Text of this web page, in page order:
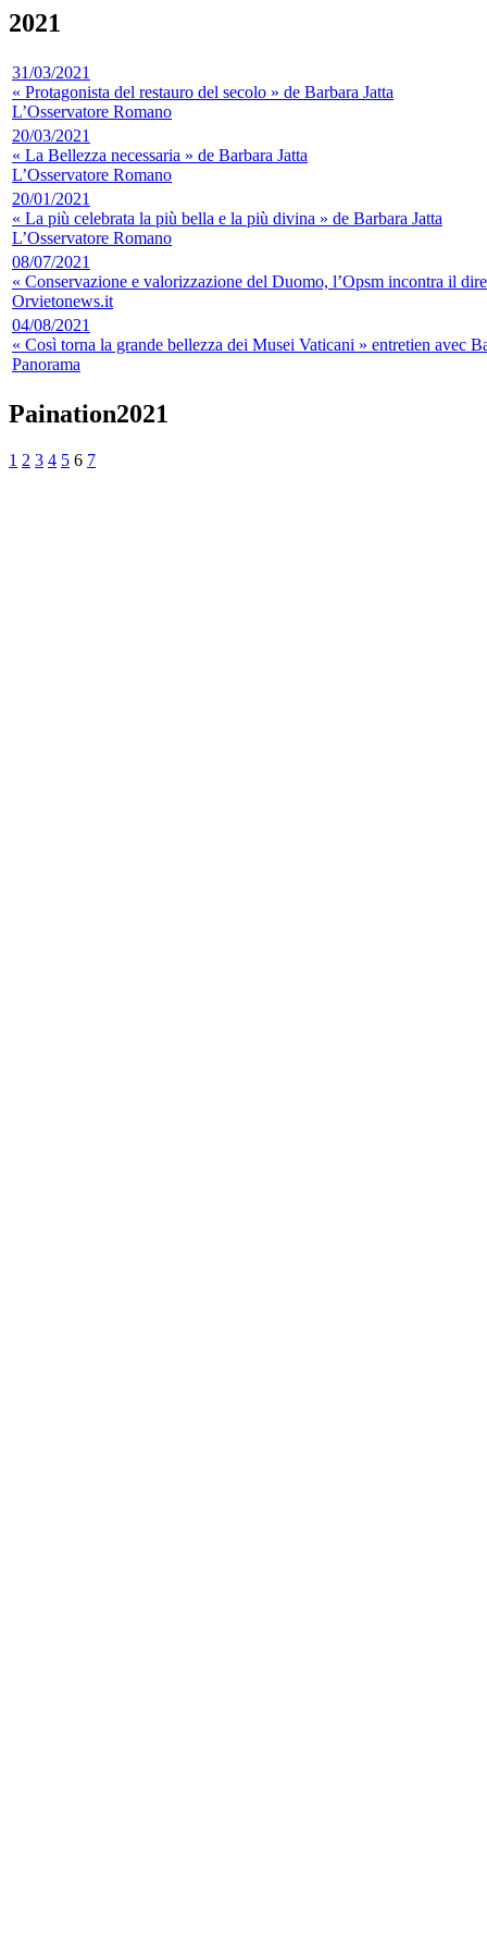
2021
31/03/2021
« Protagonista del restauro del secolo » de Barbara Jatta
L’Osservatore Romano
20/03/2021
« La Bellezza necessaria » de Barbara Jatta
L’Osservatore Romano
20/01/2021
« La più celebrata la più bella e la più divina » de Barbara Jatta
L’Osservatore Romano
08/07/2021
« Conservazione e valorizzazione del Duomo, l’Opsm incontra il
Orvietonews.it
04/08/2021
« Così torna la grande bellezza dei Musei Vaticani » entretien avec
Panorama
Paination2021
1 2 3 4 5 6 7